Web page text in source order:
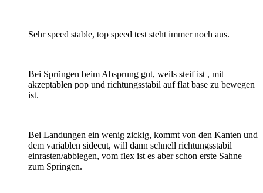
Sehr speed stable, top speed test steht immer noch aus.
Bei Sprüngen beim Absprung gut, weils steif ist , mit
akzeptablen pop und richtungsstabil auf flat base zu bewegen
ist.
Bei Landungen ein wenig zickig, kommt von den Kanten und
dem variablen sidecut, will dann schnell richtungsstabil
einrasten/abbiegen, vom flex ist es aber schon erste Sahne
zum Springen.